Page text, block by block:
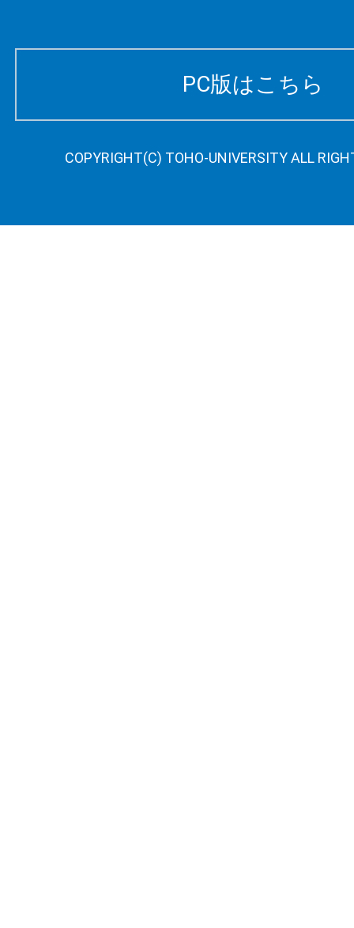
PC版はこちら
COPYRIGHT(C) TOHO-UNIVERSITY ALL